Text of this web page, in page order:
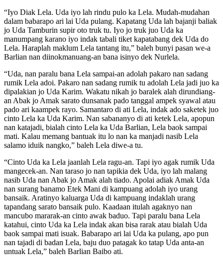
“Iyo Diak Lela. Uda iyo lah rindu pulo ka Lela. Mudah-mudahan
dalam babarapo ari lai Uda pulang. Kapatang Uda lah bajanji baliak
jo Uda Tamburin supir oto truk tu. Iyo jo truk juo Uda ka
manumpang karano iyo indak tabali tiket kapatabang dek Uda do
Lela. Haraplah maklum Lela tantang itu,” baleh bunyi pasan we-a
Barlian nan diinokmanuang-an bana isinyo dek Nurlela.
“Uda, nan paralu bana Lela sampai-an adolah pakaro nan sadang
rumik Lela adoi. Pakaro nan sadang rumik tu adolah Lela jadi juo ka
dipalakian jo Uda Karim. Wakatu nikah jo baralek alah dirundiang-
an Abak jo Amak sarato dunsanak pado tanggal ampek syawal atau
pado ari kaampek rayo. Samantaro di ati Lela, indak ado saketek juo
cinto Lela ka Uda Karim. Nan sabananyo di ati ketek Lela, apopun
nan katajadi, bialah cinto Lela ka Uda Barlian, Lela baok sampai
mati. Kalau memang bantuak itu lo nan ka manjadi nasib Lela
salamo iduik nangko,” baleh Lela diwe-a tu.
“Cinto Uda ka Lela jaanlah Lela ragu-an. Tapi iyo agak rumik Uda
mangecek-an. Nan taraso jo nan tapikia dek Uda, iyo lah malang
nasib Uda nan Abak jo Amak alah tiado. Apolai adiak Amak Uda
nan surang banamo Etek Mani di kampuang adolah iyo urang
bansaik. Aratinyo kaluarga Uda di kampuang indaklah urang
tapandang sarato bansaik pulo. Kaadaan itulah agaknyo nan
mancubo mararak-an cinto awak baduo. Tapi paralu bana Lela
katahui, cinto Uda ka Lela indak akan bisa rarak atau bialah Uda
baok sampai mati isuak. Babarapo ari lai Uda ka pulang, apo pun
nan tajadi di badan Lela, baju duo patagak ko tatap Uda anta-an
untuak Lela,” baleh Barlian Baibo ati.